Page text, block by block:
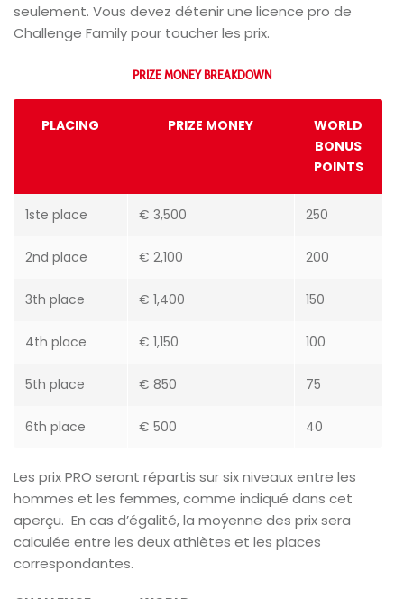
seulement. Vous devez détenir une licence pro de
Challenge Family pour toucher les prix.
PRIZE MONEY BREAKDOWN
PLACING PRIZE MONEY
WORLD
BONUS
POINTS
1ste place € 3,500 250
2nd place € 2,100 200
3th place € 1,400 150
4th place € 1,150 100
5th place € 850 75
6th place € 500 40
Les prix PRO seront répartis sur six niveaux entre les
hommes et les femmes, comme indiqué dans cet
aperçu. En cas d’égalité, la moyenne des prix sera
calculée entre les deux athlètes et les places
correspondantes.